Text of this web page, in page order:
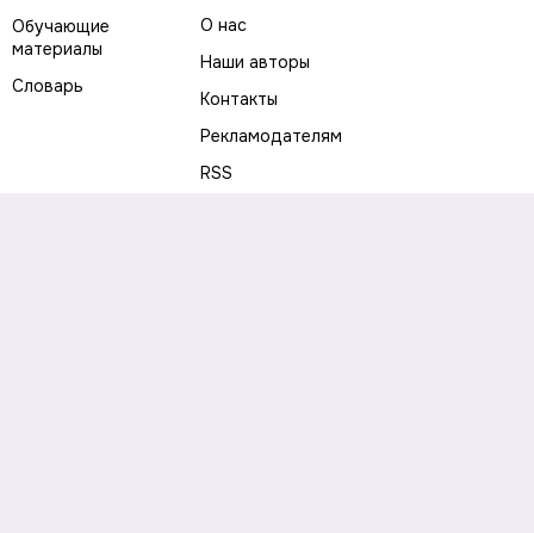
Обучающие
материалы
Словарь
О нас
Наши авторы
Контакты
Рекламодателям
RSS